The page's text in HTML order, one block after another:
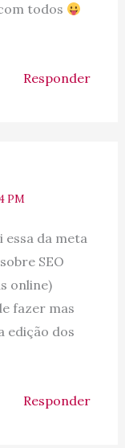
todos
Responder
PM
essa da meta
SEO
online)
fazer mas
edição dos
Responder